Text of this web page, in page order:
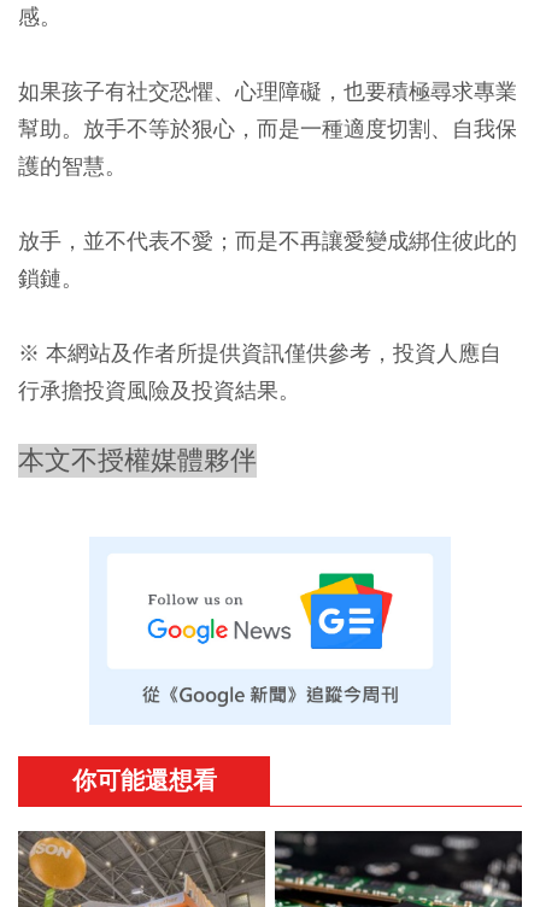
感。
如果孩子有社交恐懼、心理障礙，也要積極尋求專業
幫助。放手不等於狠心，而是一種適度切割、自我保
護的智慧。
放手，並不代表不愛；而是不再讓愛變成綁住彼此的
鎖鏈。
※ 本網站及作者所提供資訊僅供參考，投資人應自
行承擔投資風險及投資結果。
本文不授權媒體夥伴